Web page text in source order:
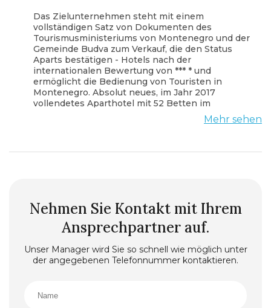
Das Zielunternehmen steht mit einem
vollständigen Satz von Dokumenten des
Tourismusministeriums von Montenegro und der
Gemeinde Budva zum Verkauf, die den Status
Aparts bestätigen - Hotels nach der
internationalen Bewertung von *** * und
ermöglicht die Bedienung von Touristen in
Montenegro. Absolut neues, im Jahr 2017
vollendetes Aparthotel mit 52 Betten im
Zentrum von Budva, nur wenige Gehminuten
von den Stränden (10 Minuten), Supermärkten
einen atemberaubenden Blick auf das Meer, die
Berge und die ganze Stadt bietet. Loggien haben
eine hohe Betonbrüstung, um die Sicherheit von
Kindern und Erwachsenen zu gewährleisten.
Die Gesamtnutzfläche des Hotels (ohne Korridor)
beträgt ca. 1000 m2. Ein moderner Aufzug
ermöglicht es nur Gästen mit speziellen Karten,
Videoüberwachung der Hauptein- und -
Mehr sehen
Nehmen Sie Kontakt mit Ihrem
Ansprechpartner auf.
Unser Manager wird Sie so schnell wie möglich unter
der angegebenen Telefonnummer kontaktieren.